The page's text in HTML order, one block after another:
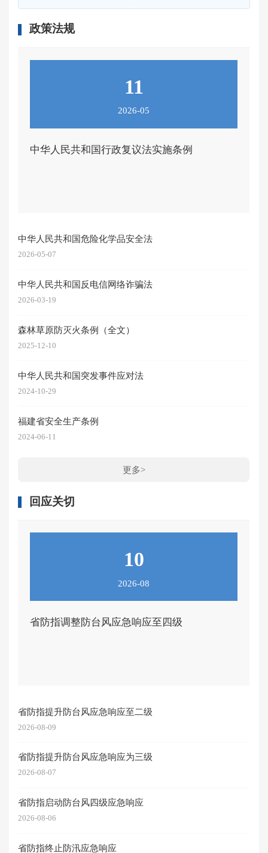
政策法规
11
2026-05
中华人民共和国行政复议法实施条例
中华人民共和国危险化学品安全法
2026-05-07
中华人民共和国反电信网络诈骗法
2026-03-19
森林草原防灭火条例（全文）
2025-12-10
中华人民共和国突发事件应对法
2024-10-29
福建省安全生产条例
2024-06-11
更多>
回应关切
10
2026-08
省防指调整防台风应急响应至四级
省防指提升防台风应急响应至二级
2026-08-09
省防指提升防台风应急响应为三级
2026-08-07
省防指启动防台风四级应急响应
2026-08-06
省防指终止防汛应急响应